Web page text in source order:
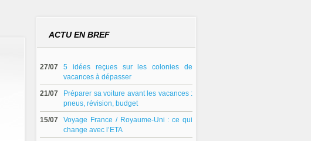
ACTU EN BREF
27/07
5 idées reçues sur les colonies de
vacances à dépasser
21/07
Préparer sa voiture avant les vacances :
pneus, révision, budget
15/07
Voyage France / Royaume-Uni : ce qui
change avec l’ETA